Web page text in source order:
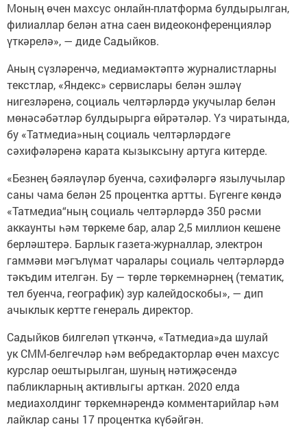
Моның өчен махсус онлайн-платформа булдырылган,
филиаллар белән атна саен видеоконференцияләр
үткәрелә», — диде Садыйков.
Аның сүзләренчә, медиамәктәптә журналистларны
текстлар, «Яндекс» сервислары белән эшләү
нигезләренә, социаль челтәрләрдә укучылар белән
мөнәсәбәтләр булдырырга өйрәтәләр. Үз чиратында,
бу «Татмедиа»ның социаль челтәрләрдәге
сәхифәләренә карата кызыксыну артуга китерде.
«Безнең бәяләүләр буенча, сәхифәләргә язылучылар
саны чама белән 25 процентка артты. Бүгенге көндә
«Татмедиа“ның социаль челтәрләрдә 350 рәсми
аккаунты һәм төркеме бар, алар 2,5 миллион кешене
берләштерә. Барлык газета-журналлар, электрон
гаммәви мәгълүмат чаралары социаль челтәрләрдә
тәкъдим ителгән. Бу — төрле төркемнәрнең (тематик,
тел буенча, географик) зур калейдоскобы», — дип
ачыклык кертте генераль директор.
Садыйков билгеләп үткәнчә, «Татмедиа»да шулай
ук СММ-белгечләр һәм вебредакторлар өчен махсус
курслар оештырылган, шуның нәтиҗәсендә
пабликларның активлыгы арткан. 2020 елда
медиахолдинг төркемнәрендә комментарийлар һәм
лайклар саны 17 процентка күбәйгән.